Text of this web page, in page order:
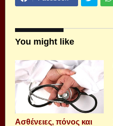
You might like
Aσθένειες, πόνος και